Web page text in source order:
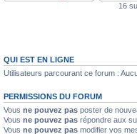
16
QUI EST EN LIGNE
Utilisateurs parcourant ce forum :
PERMISSIONS DU FORUM
Vous ne pouvez pas poster de
Vous ne pouvez pas répondre aux
Vous ne pouvez pas modifier vos